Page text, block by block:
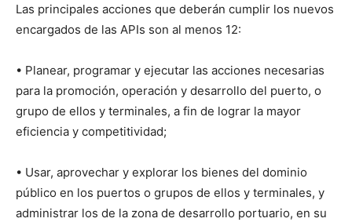
Las principales acciones que deberán cumplir los nuevos
encargados de las APIs son al menos 12:
• Planear, programar y ejecutar las acciones necesarias
para la promoción, operación y desarrollo del puerto, o
grupo de ellos y terminales, a fin de lograr la mayor
eficiencia y competitividad;
• Usar, aprovechar y explorar los bienes del dominio
público en los puertos o grupos de ellos y terminales, y
administrar los de la zona de desarrollo portuario, en su